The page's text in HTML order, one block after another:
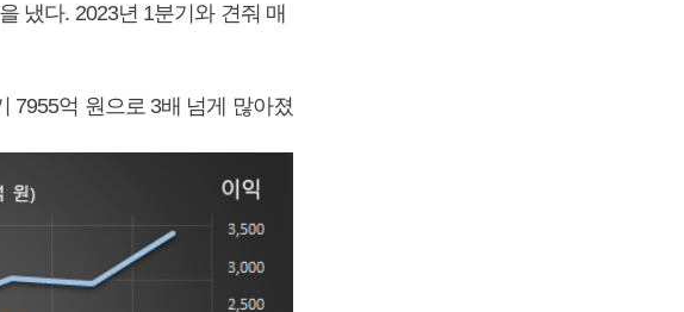
냈다. 2023년 1분기와 견줘 매
7955억 원으로 3배 넘게 많아졌